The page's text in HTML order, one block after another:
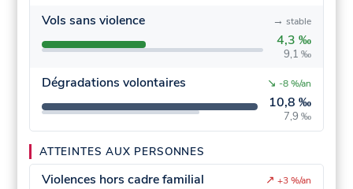
Vols sans violence
4,3 ‰
9,1 ‰
→ stable
Dégradations volontaires
10,8 ‰
7,9 ‰
↘ -8 %/an
ATTEINTES AUX PERSONNES
Violences hors cadre familial
↗ +3 %/an